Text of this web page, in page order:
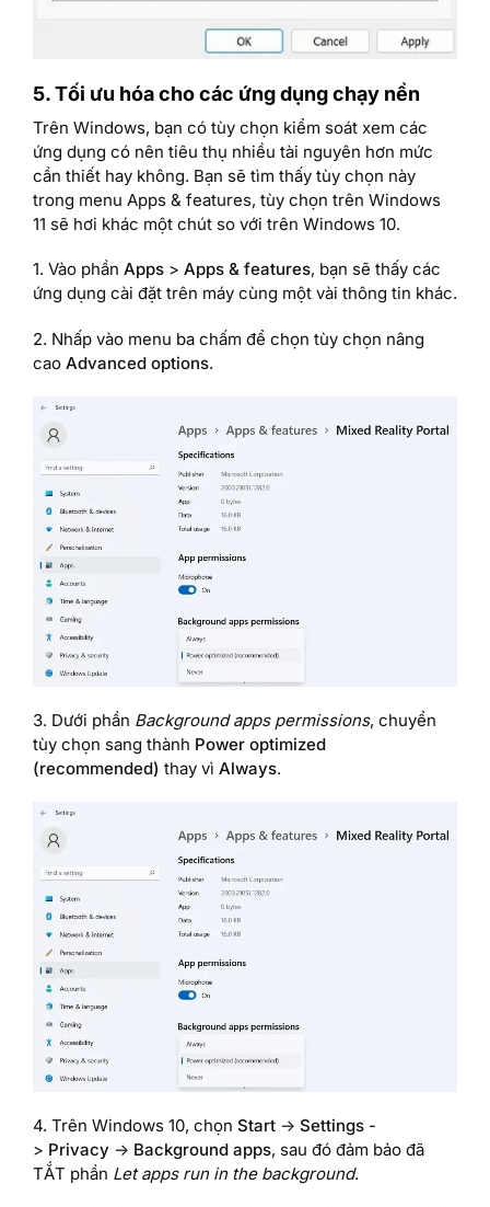
5. Tối ưu hóa cho các ứng dụng chạy nền
Trên Windows, bạn có tùy chọn kiểm soát xem các
ứng dụng có nên tiêu thụ nhiều tài nguyên hơn mức
cần thiết hay không. Bạn sẽ tìm thấy tùy chọn này
trong menu Apps & features, tùy chọn trên Windows
11 sẽ hơi khác một chút so với trên Windows 10.
1. Vào phần Apps > Apps & features, bạn sẽ thấy các
ứng dụng cài đặt trên máy cùng một vài thông tin khác.
2. Nhấp vào menu ba chấm để chọn tùy chọn nâng
cao Advanced options.
3. Dưới phần Background apps permissions, chuyển
tùy chọn sang thành Power optimized
(recommended) thay vì Always.
4. Trên Windows 10, chọn Start -> Settings -
> Privacy -> Background apps, sau đó đảm bảo đã
TẮT phần Let apps run in the background.